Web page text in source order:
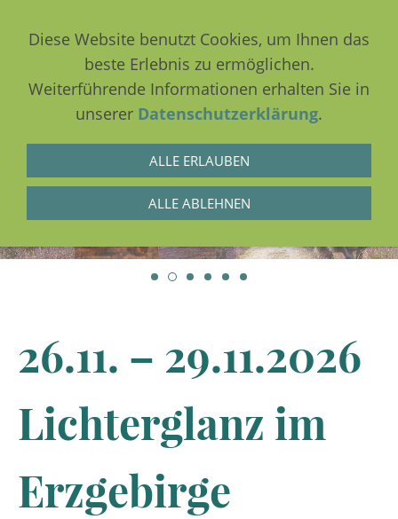
NAVIGATION EINBLENDEN
26.11. – 29.11.2026
Lichterglanz im
Erzgebirge
Diese Website benutzt Cookies, um Ihnen das
beste Erlebnis zu ermöglichen.
Weiterführende Informationen erhalten Sie in
unserer Datenschutzerklärung.
ALLE ERLAUBEN
ALLE ABLEHNEN